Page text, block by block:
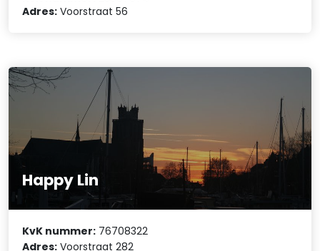
Adres: Voorstraat 56
Happy Lin
KvK nummer: 76708322
Adres: Voorstraat 282